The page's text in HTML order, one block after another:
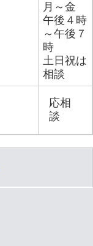
月～金
午後４時
～午後７
時
土日祝は
相談
応相
談